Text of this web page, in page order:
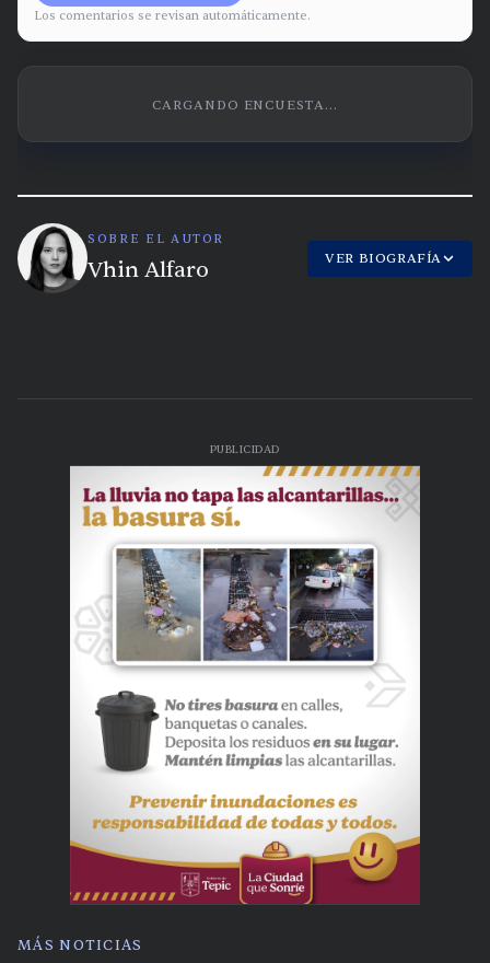
Los comentarios se revisan automáticamente.
CARGANDO ENCUESTA...
SOBRE EL AUTOR
Vhin Alfaro VER BIOGRAFÍA
PUBLICIDAD
MÁS NOTICIAS